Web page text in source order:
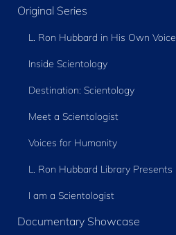
Original Series
L. Ron Hubbard in His Own Voice
Inside Scientology
Destination: Scientology
Meet a Scientologist
Voices for Humanity
L. Ron Hubbard Library Presents
I am a Scientologist
Documentary Showcase